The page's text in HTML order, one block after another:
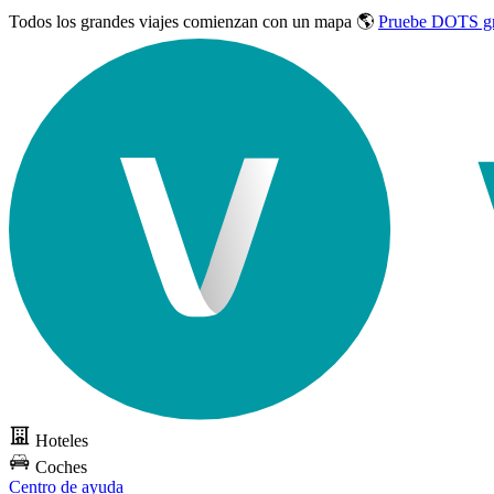
Todos los grandes viajes comienzan con un mapa 🌎 Pruebe DOTS
Hoteles
Coches
Centro de ayuda